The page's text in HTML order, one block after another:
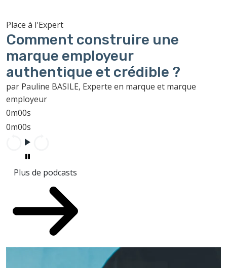
Place à l'Expert
Comment construire une
marque employeur
authentique et crédible ?
par Pauline BASILE, Experte en marque et marque
employeur
0m00s
0m00s
Plus de podcasts